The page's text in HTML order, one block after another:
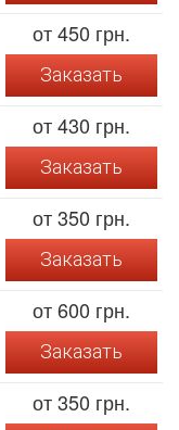
от 450 грн.
Заказать
от 430 грн.
Заказать
от 350 грн.
Заказать
от 600 грн.
Заказать
от 350 грн.